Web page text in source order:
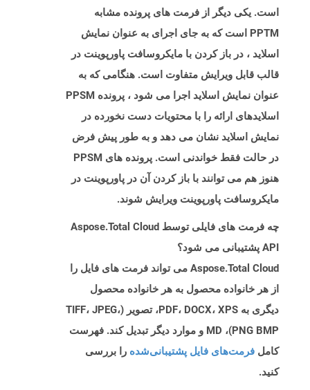
است. یکی دیگر از فرمت های پرونده مشابه
PPTM است که به جای اجرای به عنوان نمایش
اسلاید ، در باز کردن با مایکروسافت پاورپوینت در
قالب قابل ویرایش متفاوت است. هنگامی که به
عنوان نمایش اسلاید اجرا می شود ، پرونده PPSM
اسلایدهای ارائه را با محتویات دست نخورده در
نمایش اسلاید نشان می دهد و به طور پیش فرض
در حالت فقط خواندنی است. پرونده های PPSM
هنوز هم می توانند با باز کردن آن در پاورپوینت در
مایکروسافت پاورپوینت ویرایش شوند.
چه فرمت های فایلی توسط Aspose.Total Cloud
API پشتیبانی می شود؟
Aspose.Total Cloud می تواند فرمت های فایل را
از هر خانواده محصول به هر خانواده محصول
دیگری به PDF، DOCX، XPS، تصویر (TIFF، JPEG،
PNG BMP)، MD و موارد دیگر تبدیل کند. فهرست
کامل فرمت‌های فایل پشتیبانی‌شده را بررسی
کنید.